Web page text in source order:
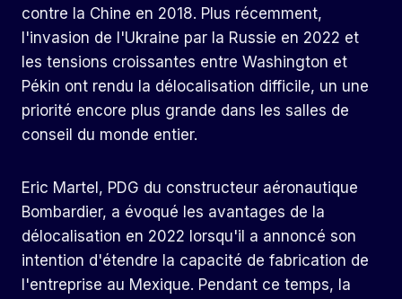
contre la Chine en 2018. Plus récemment,
l'invasion de l'Ukraine par la Russie en 2022 et
les tensions croissantes entre Washington et
Pékin ont rendu la délocalisation difficile, un une
priorité encore plus grande dans les salles de
conseil du monde entier.
Eric Martel, PDG du constructeur aéronautique
Bombardier, a évoqué les avantages de la
délocalisation en 2022 lorsqu'il a annoncé son
intention d'étendre la capacité de fabrication de
l'entreprise au Mexique. Pendant ce temps, la